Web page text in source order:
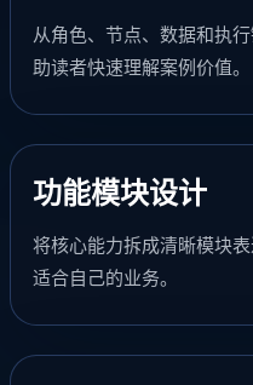
从角色、节点、数据和执
助读者快速理解案例价值。
功能模块设计
将核心能力拆成清晰模块
适合自己的业务。